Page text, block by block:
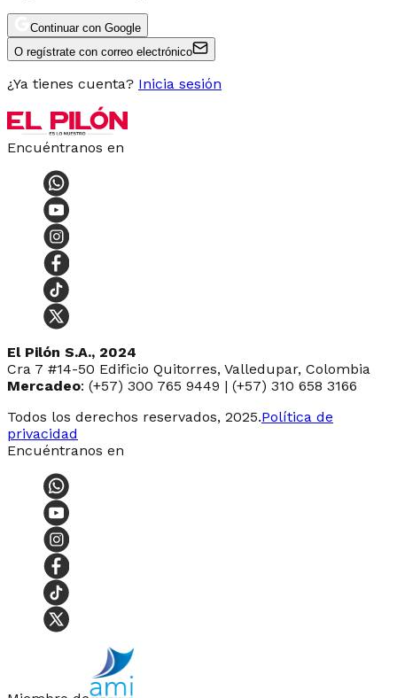
Continuar con Google
O regístrate con correo electrónico
¿Ya tienes cuenta? Inicia sesión
Encuéntranos en
El Pilón S.A., 2024
Cra 7 #14-50 Edificio Quitorres, Valledupar, Colombia
Mercadeo: (+57) 300 765 9449 | (+57) 310 658 3166
Todos los derechos reservados, 2025.Política de
privacidad
Encuéntranos en